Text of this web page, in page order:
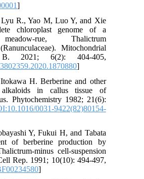
J, Lyu R., Yao M, Luo Y, and Xie
chloroplast genome of a
meadow-rue, Thalictrum
(Ranunculaceae). Mitochondrial
B. 2021; 6(2): 404-405,
23802359.2020.1870880
Itokawa H. Berberine and other
alkaloids in callus tissue of
Phytochemistry 1982; 21(6):
DOI:10.1016/0031-9422(82)80154-
Y, Fukui H, and Tabata
of berberine production by
Thalictrum-minus cell-suspension
Cell Rep. 1991; 10(10): 494-497,
BF00234580